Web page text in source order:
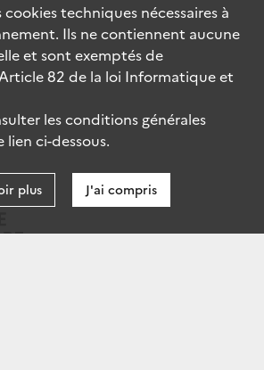
cookiestechniques nécessaires à
Ils ne contiennent aucune
et sont exemptés de
82 de la loi Informatique et
les conditions générales
lien ci-dessous.
plus J'ai compris